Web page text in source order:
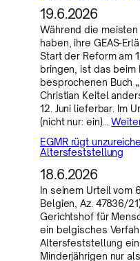
19.6.2026
Während die
haben, ihre GEAS-
Start der Reform am
bringen, ist das beim
besprochenen Buch
Christian Keitel
12. Juni lieferbar. Im
(nicht nur: ein)…
EGMR rügt
Altersfeststellung
18.6.2026
In seinem Urteil vom
Belgien, Az. 47836/
Gerichtshof für
ein belgisches
Altersfeststellung
Minderjährigen nur